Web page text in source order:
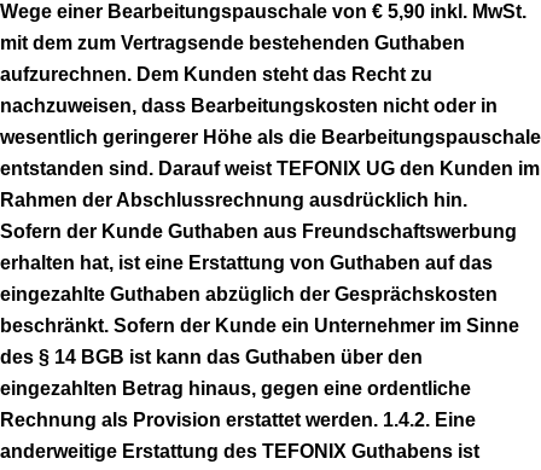
Wege einer Bearbeitungspauschale von € 5,90 inkl. MwSt.
mit dem zum Vertragsende bestehenden Guthaben
aufzurechnen. Dem Kunden steht das Recht zu
nachzuweisen, dass Bearbeitungskosten nicht oder in
wesentlich geringerer Höhe als die Bearbeitungspauschale
entstanden sind. Darauf weist TEFONIX UG den Kunden im
Rahmen der Abschlussrechnung ausdrücklich hin.
Sofern der Kunde Guthaben aus Freundschaftswerbung
erhalten hat, ist eine Erstattung von Guthaben auf das
eingezahlte Guthaben abzüglich der Gesprächskosten
beschränkt. Sofern der Kunde ein Unternehmer im Sinne
des § 14 BGB ist kann das Guthaben über den
eingezahlten Betrag hinaus, gegen eine ordentliche
Rechnung als Provision erstattet werden. 1.4.2. Eine
anderweitige Erstattung des TEFONIX Guthabens ist